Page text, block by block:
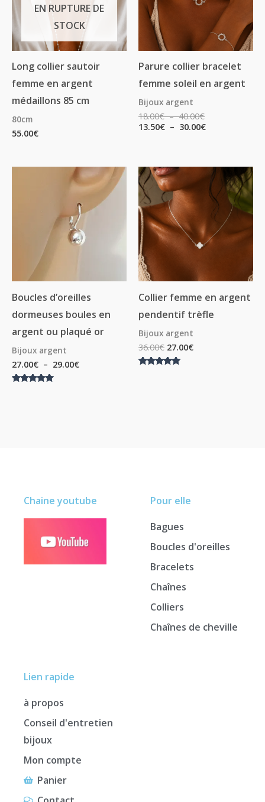
EN RUPTURE DE
STOCK
Long collier sautoir
femme en argent
médaillons 85 cm
80cm
55.00€
Parure collier bracelet
femme soleil en argent
Bijoux argent
18.00€ – 40.00€
13.50€ – 30.00€
Boucles d’oreilles
dormeuses boules en
argent ou plaqué or
Bijoux argent
27.00€ – 29.00€
Plage
de
prix :
27.00€
à
Collier femme en argent
pendentif trèfle
Bijoux argent
36.00€ 27.00€
Lien rapide
à propos
Conseil d'entretien
bijoux
Mon compte
Panier
Pour elle
Bagues
Boucles d'oreilles
Bracelets
Chaînes
Colliers
Chaînes de cheville
Chaine youtube